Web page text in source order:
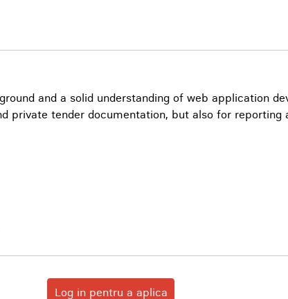
and a solid understanding of web application
private tender documentation, but also for
Log in pentru a aplica